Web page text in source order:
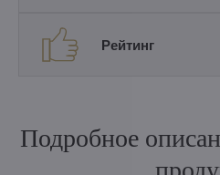
Рейтинг
Подробное